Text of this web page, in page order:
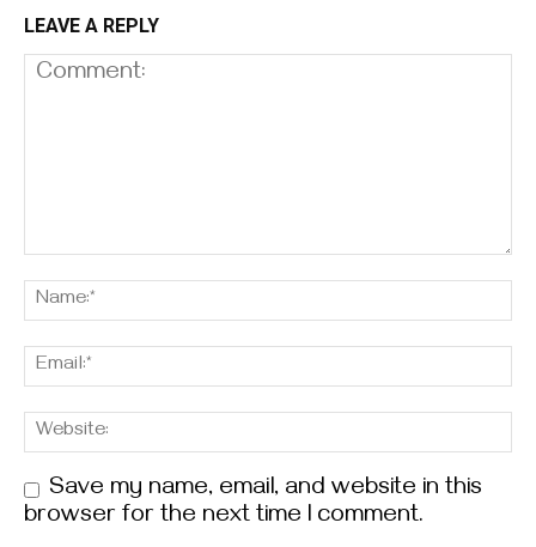
LEAVE A REPLY
Save my name, email, and website in this
browser for the next time I comment.